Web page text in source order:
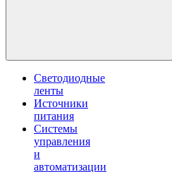
Светодиодные
ленты
Источники
питания
Системы
управления
и
автоматизации